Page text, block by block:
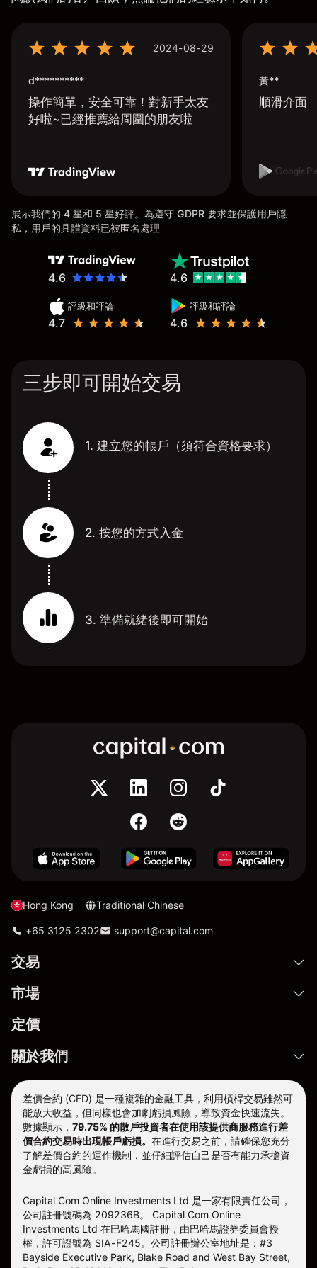
2024-08-29
d**********
操作簡單，安全可靠！對新手太友
好啦~已經推薦給周圍的朋友啦
黃**
順滑介面
展示我們的 4 星和 5 星好評。為遵守 GDPR 要求並保護用戶隱
私，用戶的具體資料已被匿名處理
4.6
評級和評論
4.7
評級和評論
4.6
4.6
三步即可開始交易
1. 建立您的帳戶（須符合資格要求）
2. 按您的方式入金
3. 準備就緒後即可開始
Hong Kong Traditional Chinese
+65 3125 2302 support@capital.com
交易
市場
定價
關於我們
差價合約 (CFD) 是一種複雜的金融工具，利用槓桿交易雖然可
能放大收益，但同樣也會加劇虧損風險，導致資金快速流失。
數據顯示， 79.75% 的散戶投資者在使用該提供商服務進行差
價合約交易時出現帳戶虧損。 在進行交易之前，請確保您充分
了解差價合約的運作機制，並仔細評估自己是否有能力承擔資
金虧損的高風險。
Capital Com Online Investments Ltd 是一家有限責任公司，
公司註冊號碼為 209236B。 Capital Com Online
Investments Ltd 在巴哈馬國註冊，由巴哈馬證券委員會授
權，許可證號為 SIA-F245。公司註冊辦公室地址是：#3
Bayside Executive Park, Blake Road and West Bay Street,